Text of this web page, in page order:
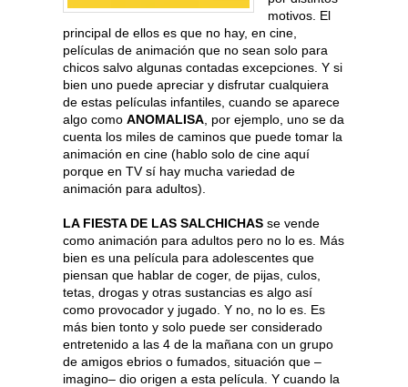
motivos. El
principal de ellos es que no hay, en cine,
películas de animación que no sean solo para
chicos salvo algunas contadas excepciones. Y si
bien uno puede apreciar y disfrutar cualquiera
de estas películas infantiles, cuando se aparece
algo como ANOMALISA , por ejemplo, uno se da
cuenta los miles de caminos que puede tomar la
animación en cine (hablo solo de cine aquí
porque en TV sí hay mucha variedad de
animación para adultos).
LA FIESTA DE LAS SALCHICHAS se vende
como animación para adultos pero no lo es. Más
bien es una película para adolescentes que
piensan que hablar de coger, de pijas, culos,
tetas, drogas y otras sustancias es algo así
como provocador y jugado. Y no, no lo es. Es
más bien tonto y solo puede ser considerado
entretenido a las 4 de la mañana con un grupo
de amigos ebrios o fumados, situación que –
imagino– dio origen a esta película. Y cuando la